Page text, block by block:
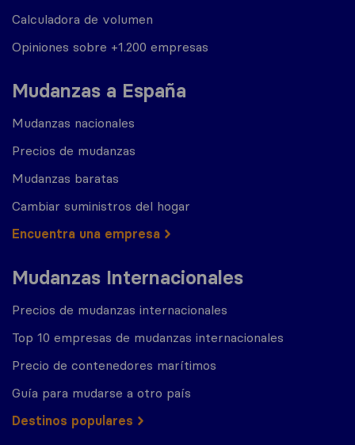
Calculadora de volumen
Opiniones sobre +1.200 empresas
Mudanzas a España
Mudanzas nacionales
Precios de mudanzas
Mudanzas baratas
Cambiar suministros del hogar
Encuentra una empresa
Mudanzas Internacionales
Precios de mudanzas internacionales
Top 10 empresas de mudanzas internacionales
Precio de contenedores marítimos
Guía para mudarse a otro país
Destinos populares